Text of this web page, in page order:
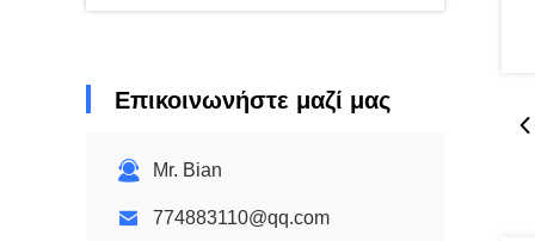
Επικοινωνήστε μαζί μας
Mr. Bian
774883110@qq.com